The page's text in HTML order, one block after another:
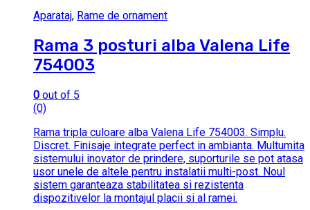
Aparataj, Rame de ornament
Rama 3 posturi alba Valena Life
754003
0 out of 5
(0)
Rama tripla culoare alba Valena Life 754003. Simplu.
Discret. Finisaje integrate perfect in ambianta. Multumita
sistemului inovator de prindere, suporturile se pot atasa
usor unele de altele pentru instalatii multi-post. Noul
sistem garanteaza stabilitatea si rezistenta
dispozitivelor la montajul placii si al ramei.